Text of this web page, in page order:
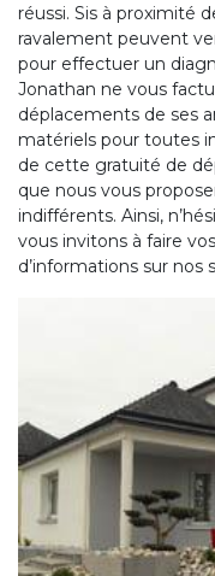
réussi. Sis à proximité
ravalement peuvent
pour effectuer un
Jonathan ne vous
déplacements de ses
matériels pour toutes
de cette gratuité de
que nous vous
indifférents. Ainsi,
vous invitons à faire
d’informations sur nos